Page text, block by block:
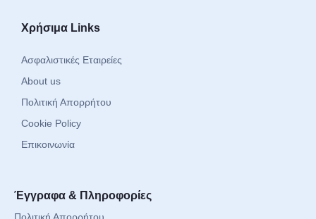
Χρήσιμα Links
Ασφαλιστικές Εταιρείες
About us
Πολιτική Απορρήτου
Cookie Policy
Επικοινωνία
Έγγραφα & Πληροφορίες